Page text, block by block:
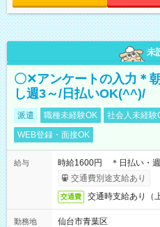
未
〇✕アンケートの入力＊
し週3～/日払いOK(^^)/
派遣 職種未経験OK 社会人未経験
WEB登録・面接OK
給与
時給1600円 ＊日払い・
交通費別途支給あり
交通費 交通時支給あり（
勤務地
仙台市青葉区